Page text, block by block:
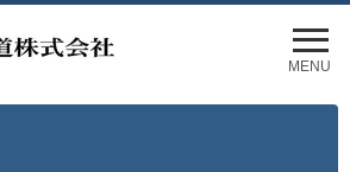
メ
ニ
ュ
ー
MENU